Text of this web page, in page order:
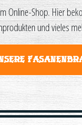
Online-Shop. Hier
und vieles